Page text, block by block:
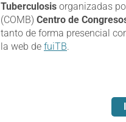
Tuberculosis organizadas
(COMB) Centro de
tanto de forma presencial
la web de fuiTB.